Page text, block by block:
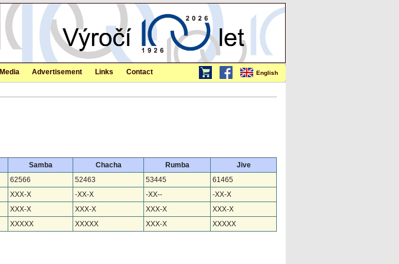
English
Media Advertisement Links Contact
Samba Chacha Rumba
Jive
62566 52463 53445
61465
XXX-X -XX-X -XX--
-XX-X
XXX-X XXX-X XXX-X
XXX-X
XXXXX XXXXX XXX-X
XXXXX